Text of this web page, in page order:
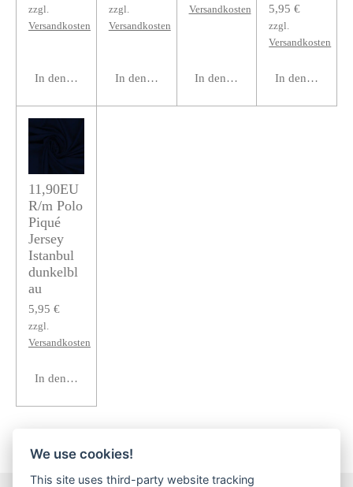
zzgl.
Versandkosten
In den Warenkorb
zzgl.
Versandkosten
In den Warenkorb
Versandkosten
In den Warenkorb
5,95 €
zzgl.
Versandkosten
In den
11,90EU
R/m Polo
Piqué
Jersey
Istanbul
dunkelbl
au
5,95 €
zzgl.
Versandkosten
In den Warenkorb
We use cookies!
This site uses third-party website tracking